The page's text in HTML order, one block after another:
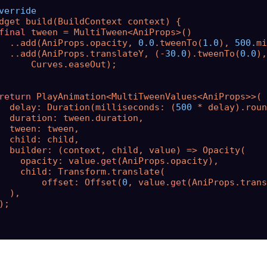
build(BuildContext context) {
tween = MultiTween<AniProps>()
..add(AniProps.opacity,
0.0 .tweenTo(1.0), 500.
..add(AniProps.translateY, (-
30.0).tweenTo(0.0
Curves.easeOut);
PlayAnimation<MultiTweenValues<AniProps>>(
delay: Duration(milliseconds: (
500 *
duration: tween.duration,
tween: tween,
child: child,
builder: (context, child, value) => Opacity(
opacity: value.
get (AniProps.opacity),
child: Transform.translate(
offset: Offset(
0 , value. get
),